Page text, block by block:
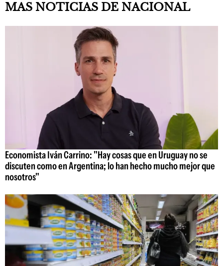
MAS NOTICIAS DE NACIONAL
Economista Iván Carrino: "Hay cosas que en Uruguay no se
discuten como en Argentina; lo han hecho mucho mejor que
nosotros"